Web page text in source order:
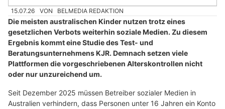
15.07.26 VON BELMEDIA REDAKTION
Die meisten australischen Kinder nutzen trotz eines
gesetzlichen Verbots weiterhin soziale Medien. Zu diesem
Ergebnis kommt eine Studie des Test- und
Beratungsunternehmens KJR. Demnach setzen viele
Plattformen die vorgeschriebenen Alterskontrollen nicht
oder nur unzureichend um.
Seit Dezember 2025 müssen Betreiber sozialer Medien in
Australien verhindern, dass Personen unter 16 Jahren ein Konto